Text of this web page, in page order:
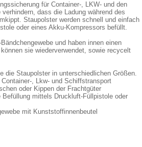
für Container-, LKW- und den
dass die Ladung während des
Staupolster werden schnell und einfach
oder eines Akku-Kompressors befüllt.
und haben innen einen
sie wiederverwendet, sowie recycelt
die Staupolster in unterschiedlichen Größen.
, Lkw- und Schiffstransport
oder Kippen der Frachtgüter
Befüllung mittels Druckluft-Füllpistole oder
mit Kunststoffinnenbeutel